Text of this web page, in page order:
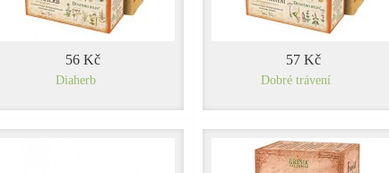
56 Kč
Diaherb
57 Kč
Dobré trávení